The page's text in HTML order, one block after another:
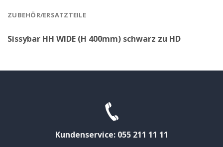
ZUBEHÖR/ERSATZTEILE
Sissybar HH WIDE (H 400mm) schwarz zu HD
Kundenservice: 055 211 11 11